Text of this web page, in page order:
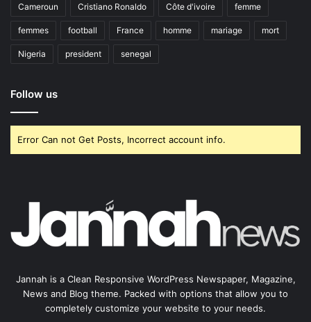
Cameroun Cristiano Ronaldo Côte d'ivoire femme
femmes football France homme mariage mort
Nigeria president senegal
Follow us
Error Can not Get Posts, Incorrect account info.
Jannah is a Clean Responsive WordPress Newspaper, Magazine,
News and Blog theme. Packed with options that allow you to
completely customize your website to your needs.